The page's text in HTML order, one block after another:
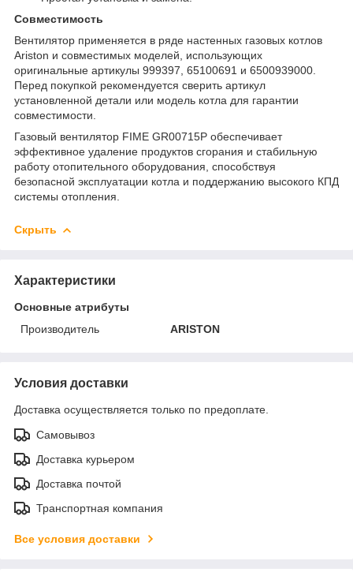
Совместимость
Вентилятор применяется в ряде настенных газовых котлов
Ariston и совместимых моделей, использующих
оригинальные артикулы 999397, 65100691 и 6500939000.
Перед покупкой рекомендуется сверить артикул
установленной детали или модель котла для гарантии
совместимости.
Газовый вентилятор FIME GR00715P обеспечивает
эффективное удаление продуктов сгорания и стабильную
работу отопительного оборудования, способствуя
безопасной эксплуатации котла и поддержанию высокого КПД
системы отопления.
Скрыть
Характеристики
Основные атрибуты
Производитель
ARISTON
Условия доставки
Доставка осуществляется только по предоплате.
Самовывоз
Доставка курьером
Доставка почтой
Транспортная компания
Все условия доставки